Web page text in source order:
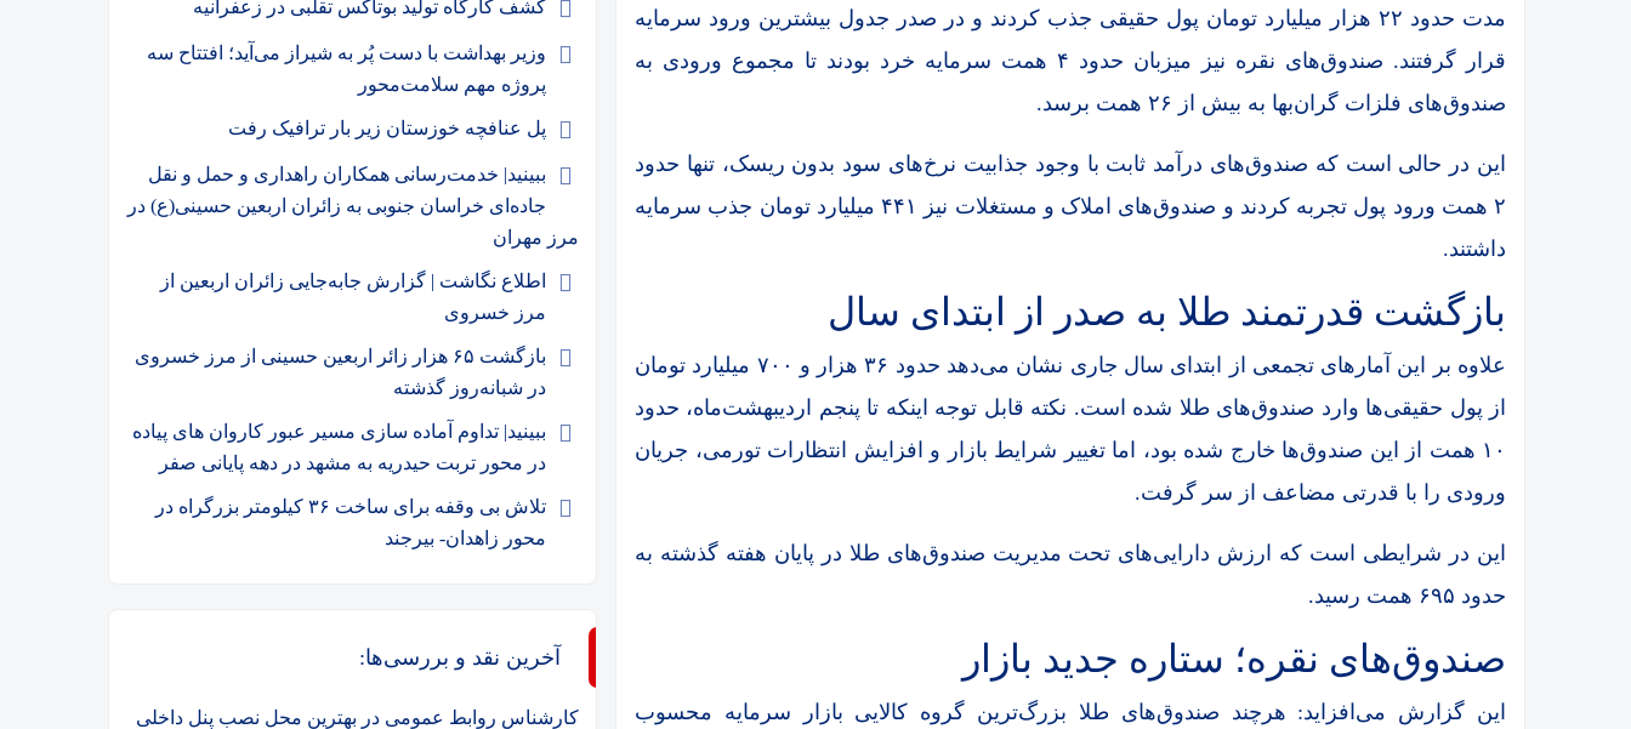
مدت حدود ۲۲ هزار میلیارد تومان پول حقیقی جذب کردند و در صدر جدول بیشترین ورود سرمایه
قرار گرفتند. صندوق‌های نقره نیز میزبان حدود ۴ همت سرمایه خرد بودند تا مجموع ورودی به
صندوق‌های فلزات گران‌بها به بیش از ۲۶ همت برسد.
این در حالی است که صندوق‌های درآمد ثابت با وجود جذابیت نرخ‌های سود بدون ریسک، تنها حدود
۲ همت ورود پول تجربه کردند و صندوق‌های املاک و مستغلات نیز ۴۴۱ میلیارد تومان جذب سرمایه
داشتند.
بازگشت قدرتمند طلا به صدر از ابتدای سال
علاوه بر این آمارهای تجمعی از ابتدای سال جاری نشان می‌دهد حدود ۳۶ هزار و ۷۰۰ میلیارد تومان
از پول حقیقی‌ها وارد صندوق‌های طلا شده است. نکته قابل توجه اینکه تا پنجم اردیبهشت‌ماه، حدود
۱۰ همت از این صندوق‌ها خارج شده بود، اما تغییر شرایط بازار و افزایش انتظارات تورمی، جریان
ورودی را با قدرتی مضاعف از سر گرفت.
این در شرایطی است که ارزش دارایی‌های تحت مدیریت صندوق‌های طلا در پایان هفته گذشته به
حدود ۶۹۵ همت رسید.
صندوق‌های نقره؛ ستاره جدید بازار
این گزارش می‌افزاید: هرچند صندوق‌های طلا بزرگ‌ترین گروه کالایی بازار سرمایه محسوب
کشف کارگاه تولید بوتاکس تقلبی در زعفرانیه
وزیر بهداشت با دست پُر به شیراز می‌آید؛ افتتاح سه
پروژه مهم سلامت‌محور
پل عنافچه خوزستان زیر بار ترافیک رفت
ببینید| خدمت‌رسانی همکاران راهداری و حمل و نقل
جاده‌ای خراسان جنوبی به زائران اربعین حسینی(ع) در
مرز مهران
️اطلاع نگاشت | گزارش جابه‌جایی زائران اربعین از
مرز خسروی
️بازگشت ۶۵ هزار زائر اربعین حسینی از مرز خسروی
در شبانه‌روز گذشته
ببینید| تداوم آماده سازی مسیر عبور کاروان های پیاده
در محور تربت حیدریه به مشهد در دهه پایانی صفر
تلاش بی وقفه برای ساخت ۳۶ کیلومتر بزرگراه در
محور زاهدان- بیرجند
آخرین نقد و بررسی‌ها:
کارشناس روابط عمومی در بهترین محل نصب پنل داخلی